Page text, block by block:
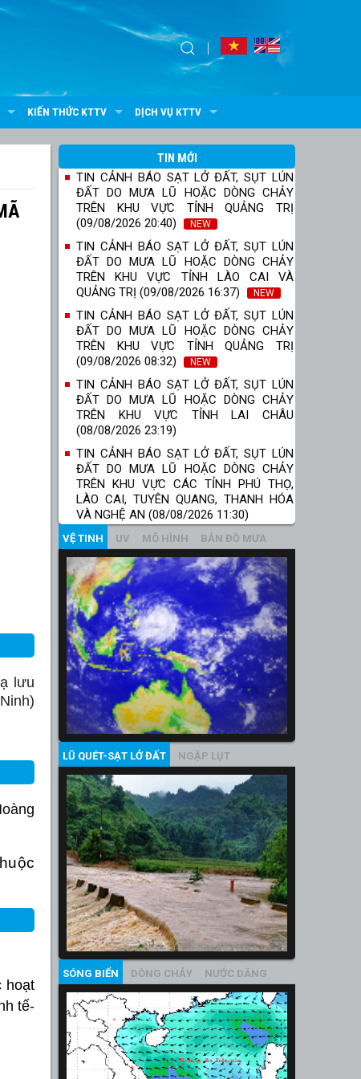
KIẾN THỨC KTTV DỊCH VỤ KTTV
lưu
hoạt
tế-
TIN MỚI
TIN CẢNH BÁO SẠT LỞ ĐẤT, SỤT LÚN
ĐẤT DO MƯA LŨ HOẶC DÒNG CHẢY
TRÊN KHU VỰC TỈNH QUẢNG TRỊ
(09/08/2026 20:40)
NEW
TIN CẢNH BÁO SẠT LỞ ĐẤT, SỤT LÚN
ĐẤT DO MƯA LŨ HOẶC DÒNG CHẢY
TRÊN KHU VỰC TỈNH LÀO CAI VÀ
QUẢNG TRỊ (09/08/2026 16:37)
NEW
TIN CẢNH BÁO SẠT LỞ ĐẤT, SỤT LÚN
ĐẤT DO MƯA LŨ HOẶC DÒNG CHẢY
TRÊN KHU VỰC TỈNH QUẢNG TRỊ
(09/08/2026 08:32)
NEW
TIN CẢNH BÁO SẠT LỞ ĐẤT, SỤT LÚN
ĐẤT DO MƯA LŨ HOẶC DÒNG CHẢY
TRÊN KHU VỰC TỈNH LAI CHÂU
(08/08/2026 23:19)
TIN CẢNH BÁO SẠT LỞ ĐẤT, SỤT LÚN
ĐẤT DO MƯA LŨ HOẶC DÒNG CHẢY
TRÊN KHU VỰC CÁC TỈNH PHÚ THỌ,
LÀO CAI, TUYÊN QUANG, THANH HÓA
VÀ NGHỆ AN (08/08/2026 11:30)
VỆ TINH UV MÔ HÌNH BẢN ĐỒ MƯA
LŨ QUÉT-SẠT LỞ ĐẤT NGẬP LỤT
SÓNG BIỂN DÒNG CHẢY NƯỚC DÂNG